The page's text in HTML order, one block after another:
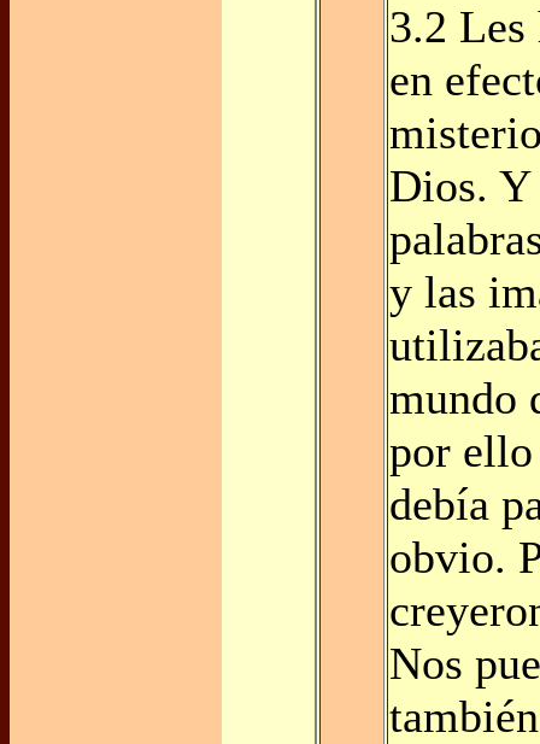
3.2 Les
en
Dios. Y
y las
mundo
por
debía
obvio.
Nos